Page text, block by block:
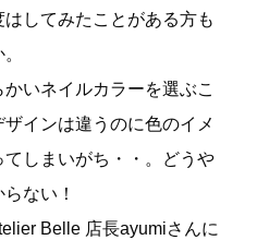
してみたことがある方も
いネイルカラーを選ぶこ
インは違うのに色のイメ
しまいがち・・。どうや
ない！
Belle 店長ayumiさんに